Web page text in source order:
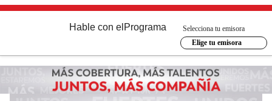
Hable con el Programa
Selecciona tu emisora
Elige tu emisora